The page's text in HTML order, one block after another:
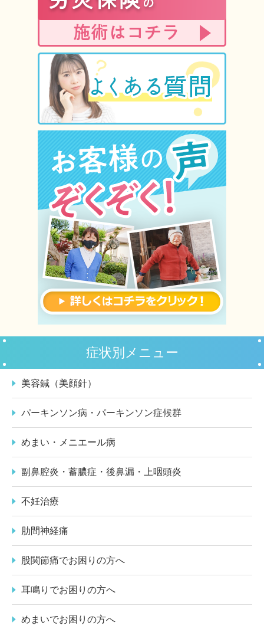
症状別メニュー
美容鍼（美顔針）
パーキンソン病・パーキンソン症候群
めまい・メニエール病
副鼻腔炎・蓄膿症・後鼻漏・上咽頭炎
不妊治療
肋間神経痛
股関節痛でお困りの方へ
耳鳴りでお困りの方へ
めまいでお困りの方へ